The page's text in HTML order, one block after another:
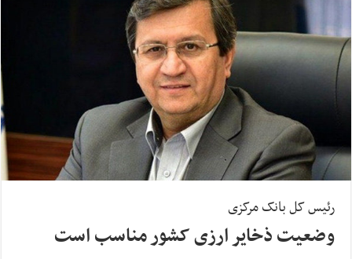
رئیس کل بانک مرکزی
وضعیت ذخایر ارزی کشور مناسب است